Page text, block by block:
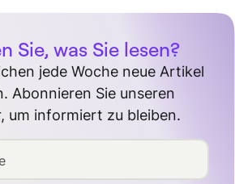
Sie, was Sie lesen?
jede Woche neue Artikel
Abonnieren Sie unseren
um informiert zu bleiben.